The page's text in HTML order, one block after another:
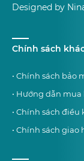
Designed by
Chính sách
• Chính sách bảo
• Hướng dẫn mua
• Chính sách
• Chính sách giao